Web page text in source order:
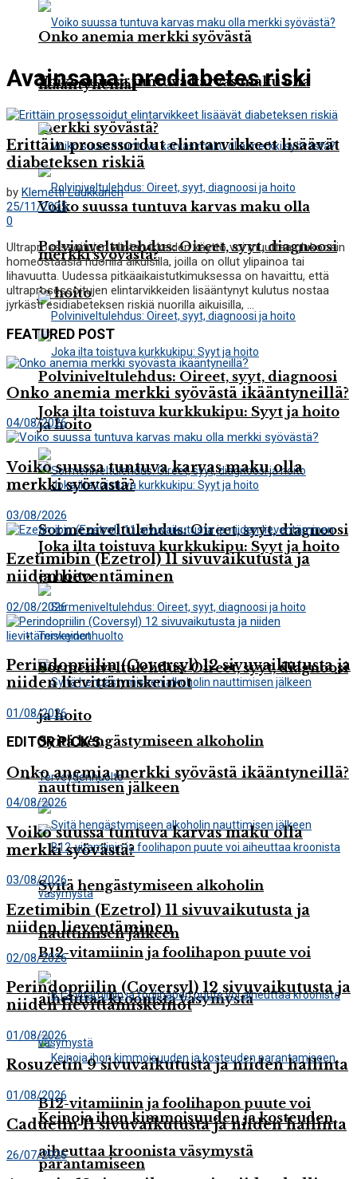
Voiko suussa tuntuva karvas maku olla
merkki syövästä?
Polviniveltulehdus: Oireet, syyt, diagnoosi
ja hoito
Joka ilta toistuva kurkkukipu: Syyt ja hoito
Sormeniveltulehdus: Oireet, syyt, diagnoosi
ja hoito
Terveydenhuolto
Syitä hengästymiseen alkoholin
nauttimisen jälkeen
B12-vitamiinin ja foolihapon puute voi
aiheuttaa kroonista väsymystä
Keinoja ihon kimmoisuuden ja kosteuden
parantamiseen
Onko anemia merkki syövästä
ikääntyneillä?
Voiko suussa tuntuva karvas maku olla
merkki syövästä?
Polviniveltulehdus: Oireet, syyt, diagnoosi
ja hoito
Joka ilta toistuva kurkkukipu: Syyt ja hoito
Sormeniveltulehdus: Oireet, syyt, diagnoosi
ja hoito
Terveydenhuolto
Syitä hengästymiseen alkoholin
nauttimisen jälkeen
B12-vitamiinin ja foolihapon puute voi
aiheuttaa kroonista väsymystä
Avainsana:prediabetes riski
Erittäin prosessoidut elintarvikkeet lisäävät
diabeteksen riskiä
by Klemetti Laukkanen
25/11/2025
0
Ultraprosessoitujen elintarvikkeiden käyttö voi muuttaa glukoosin
homeostaasia nuorilla aikuisilla, joilla on ollut ylipainoa tai
lihavuutta. Uudessa pitkäaikaistutkimuksessa on havaittu, että
ultraprosessoitujen elintarvikkeiden lisääntynyt kulutus nostaa
jyrkästi esidiabeteksen riskiä nuorilla aikuisilla, ...
FEATURED POST
Onko anemia merkki syövästä ikääntyneillä?
04/08/2026
Voiko suussa tuntuva karvas maku olla
merkki syövästä?
03/08/2026
Ezetimibin (Ezetrol) 11 sivuvaikutusta ja
niiden lieventäminen
02/08/2026
Perindopriilin (Coversyl) 12 sivuvaikutusta ja
niiden lievittämiskeinot
01/08/2026
EDITOR PICK'S
Onko anemia merkki syövästä ikääntyneillä?
04/08/2026
Voiko suussa tuntuva karvas maku olla
merkki syövästä?
03/08/2026
Ezetimibin (Ezetrol) 11 sivuvaikutusta ja
niiden lieventäminen
02/08/2026
Perindopriilin (Coversyl) 12 sivuvaikutusta ja
niiden lievittämiskeinot
01/08/2026
Rosuzetin 9 sivuvaikutusta ja niiden hallinta
01/08/2026
Caduetin 11 sivuvaikutusta ja niiden hallinta
26/07/2026